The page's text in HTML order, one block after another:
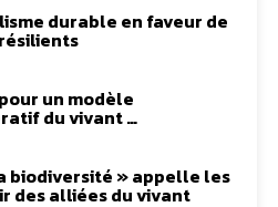
durable en faveur de
un modèle
du vivant …
la biodiversité » appelle les
des alliées du vivant